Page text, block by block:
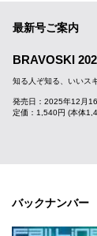
最新号ご案内
BRAVOSKI
知る人ぞ知る、いいス
発売日：2025年12月
定価：1,540円 (本体
バックナンバー